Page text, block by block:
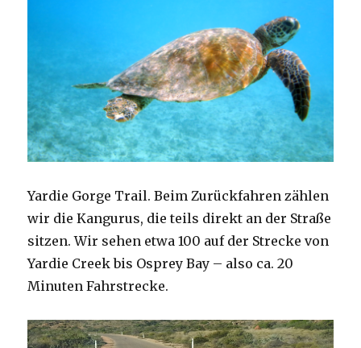
Yardie Gorge Trail. Beim Zurückfahren zählen
wir die Kangurus, die teils direkt an der Straße
sitzen. Wir sehen etwa 100 auf der Strecke von
Yardie Creek bis Osprey Bay – also ca. 20
Minuten Fahrstrecke.